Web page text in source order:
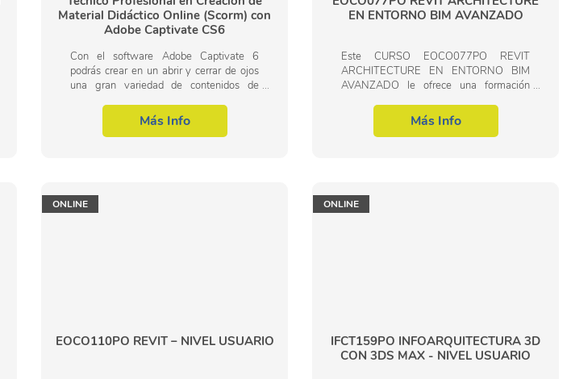
Material Didáctico Online (Scorm) con
Adobe Captivate CS6
Con el software Adobe Captivate 6
podrás crear en un abrir y cerrar de ojos
una gran variedad de contenidos de
aprendizaje con dispositivos móviles
Más Info
EN ENTORNO BIM AVANZADO
Este CURSO EOCO077PO REVIT
ARCHITECTURE EN ENTORNO BIM
AVANZADO le ofrece una formación
Familia Profesional de Edificación y obra
civil. Con este CURSO...
Más Info
ONLINE
EOCO110PO REVIT – NIVEL USUARIO
ONLINE
IFCT159PO INFOARQUITECTURA 3D
CON 3DS MAX - NIVEL USUARIO